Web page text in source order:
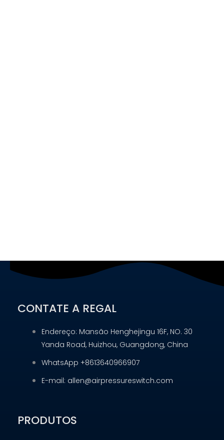
CONTATE A REGAL
Endereço: Mansão Henghejingu 16F, NO. 30
Yanda Road, Huizhou, Guangdong, China
WhatsApp +8613640966907
E-mail: allen@airpressureswitch.com
PRODUTOS